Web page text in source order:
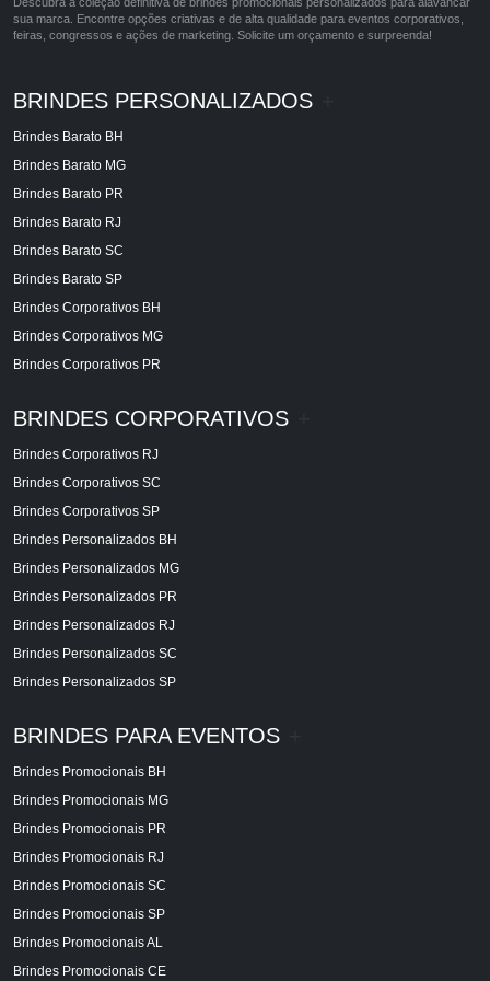
sua marca. Encontre opções criativas e de alta qualidade para eventos corporativos,
feiras, congressos e ações de marketing. Solicite um orçamento e surpreenda!
BRINDES PERSONALIZADOS
Brindes Barato BH
Brindes Barato MG
Brindes Barato PR
Brindes Barato RJ
Brindes Barato SC
Brindes Barato SP
Brindes Corporativos BH
Brindes Corporativos MG
Brindes Corporativos PR
BRINDES CORPORATIVOS
Brindes Corporativos RJ
Brindes Corporativos SC
Brindes Corporativos SP
Brindes Personalizados BH
Brindes Personalizados MG
Brindes Personalizados PR
Brindes Personalizados RJ
Brindes Personalizados SC
Brindes Personalizados SP
BRINDES PARA EVENTOS
Brindes Promocionais BH
Brindes Promocionais MG
Brindes Promocionais PR
Brindes Promocionais RJ
Brindes Promocionais SC
Brindes Promocionais SP
Brindes Promocionais AL
Brindes Promocionais CE